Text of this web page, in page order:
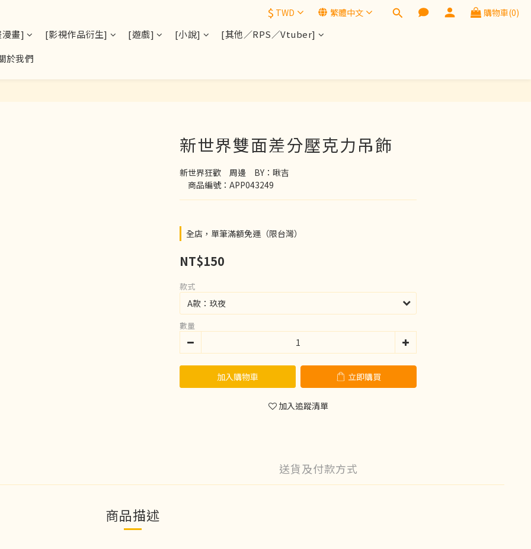
$ TWD 繁體中文 購物車(0)
畫] [影視作品衍生] [遊戲] [小說]
[其他／RPS／Vtuber]
於我們
新世界雙面差分壓克力吊飾
新世界狂歡　周邊　BY：啾吉
商品編號：APP043249
全店，單筆滿額免運（限台灣）
NT$150
款式
數量
加入購物車 立即購買
加入追蹤清單
送貨及付款方式
商品描述